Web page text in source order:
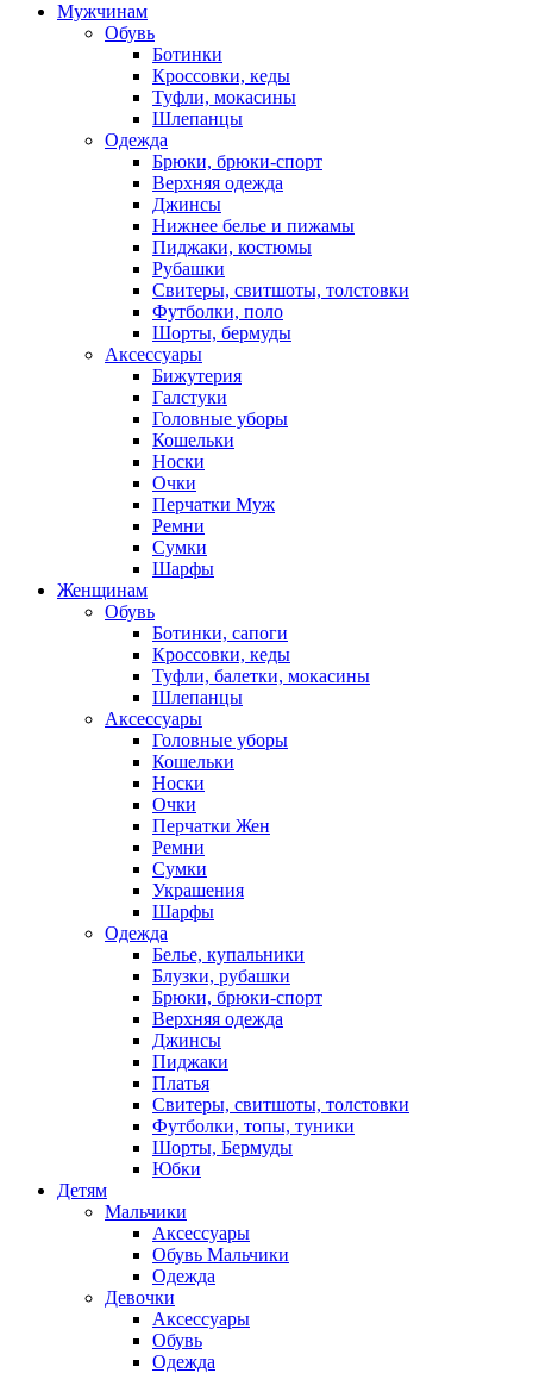
Мужчинам
Обувь
Ботинки
Кроссовки, кеды
Туфли, мокасины
Шлепанцы
Одежда
Брюки, брюки-спорт
Верхняя одежда
Джинсы
Нижнее белье и пижамы
Пиджаки, костюмы
Рубашки
Свитеры, свитшоты, толстовки
Футболки, поло
Шорты, бермуды
Аксессуары
Бижутерия
Галстуки
Головные уборы
Кошельки
Носки
Очки
Перчатки Муж
Ремни
Сумки
Шарфы
Женщинам
Обувь
Ботинки, сапоги
Кроссовки, кеды
Туфли, балетки, мокасины
Шлепанцы
Аксессуары
Головные уборы
Кошельки
Носки
Очки
Перчатки Жен
Ремни
Сумки
Украшения
Шарфы
Одежда
Белье, купальники
Блузки, рубашки
Брюки, брюки-спорт
Верхняя одежда
Джинсы
Пиджаки
Платья
Свитеры, свитшоты, толстовки
Футболки, топы, туники
Шорты, Бермуды
Юбки
Детям
Мальчики
Аксессуары
Обувь Мальчики
Одежда
Девочки
Аксессуары
Обувь
Одежда